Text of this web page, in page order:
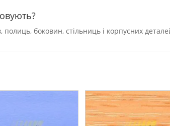
полиць, боковин, стільниць і корпусних